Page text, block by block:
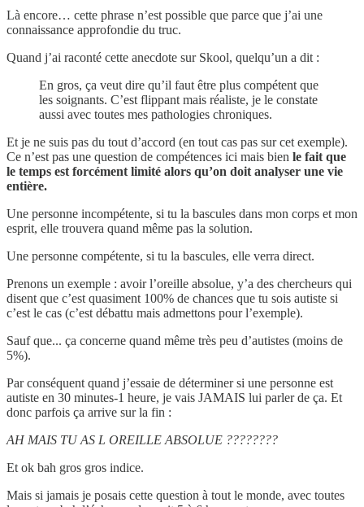
Là encore… cette phrase n’est possible que parce que j’ai une
connaissance approfondie du truc.
Quand j’ai raconté cette anecdote sur Skool, quelqu’un a dit :
En gros, ça veut dire qu’il faut être plus compétent que
les soignants. C’est flippant mais réaliste, je le constate
aussi avec toutes mes pathologies chroniques.
Et je ne suis pas du tout d’accord (en tout cas pas sur cet exemple).
Ce n’est pas une question de compétences ici mais bien le fait que
le temps est forcément limité alors qu’on doit analyser une vie
entière.
Une personne incompétente, si tu la bascules dans mon corps et mon
esprit, elle trouvera quand même pas la solution.
Une personne compétente, si tu la bascules, elle verra direct.
Prenons un exemple : avoir l’oreille absolue, y’a des chercheurs qui
disent que c’est quasiment 100% de chances que tu sois autiste si
c’est le cas (c’est débattu mais admettons pour l’exemple).
Sauf que... ça concerne quand même très peu d’autistes (moins de
5%).
Par conséquent quand j’essaie de déterminer si une personne est
autiste en 30 minutes-1 heure, je vais JAMAIS lui parler de ça. Et
donc parfois ça arrive sur la fin :
AH MAIS TU AS L OREILLE ABSOLUE ????????
Et ok bah gros gros indice.
Mais si jamais je posais cette question à tout le monde, avec toutes